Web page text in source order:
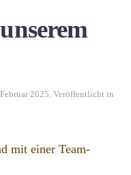
2025. Veröffentlicht in
mit einer Team-